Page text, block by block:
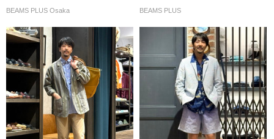
BEAMS PLUS Osaka BEAMS PLUS